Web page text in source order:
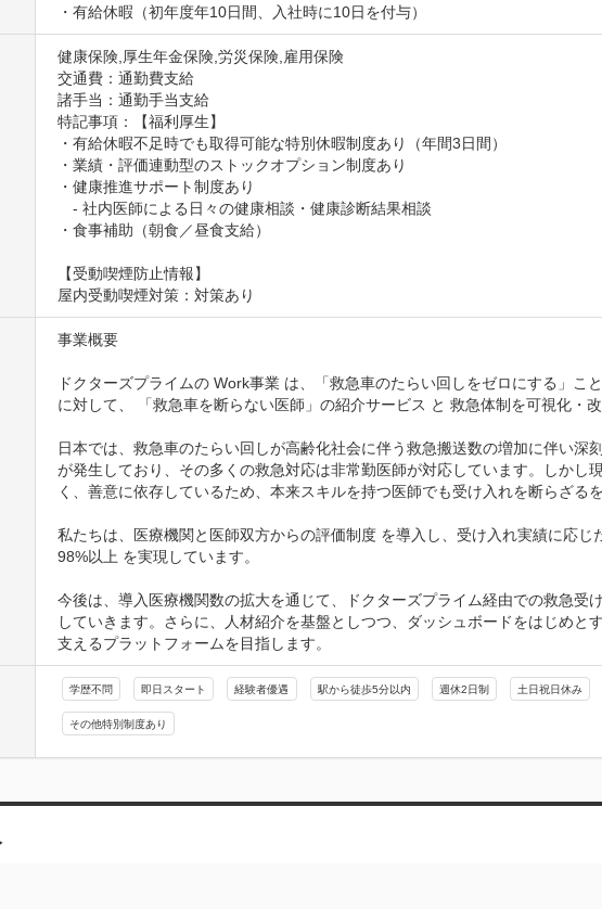
・有給休暇（初年度年10日間、入社時に10日を付与）
健康保険,厚生年金保険,労災保険,雇用保険
交通費：通勤費支給
諸手当：通勤手当支給
特記事項：【福利厚生】
・有給休暇不足時でも取得可能な特別休暇制度あり（年間3日間）
・業績・評価連動型のストックオプション制度あり
・健康推進サポート制度あり
- 社内医師による日々の健康相談・健康診断結果相談
・食事補助（朝食／昼食支給）
【受動喫煙防止情報】
屋内受動喫煙対策：対策あり
事業概要
ドクターズプライムの Work事業 は、「救急車のたらい回しをゼロにする」
に対して、 「救急車を断らない医師」の紹介サービス と 救急体制を可視化・
日本では、救急車のたらい回しが高齢化社会に伴う救急搬送数の増加に伴い
が発生しており、その多くの救急対応は非常勤医師が対応しています。しかし
く、善意に依存しているため、本来スキルを持つ医師でも受け入れを断らざる
私たちは、医療機関と医師双方からの評価制度 を導入し、受け入れ実績に応
98%以上 を実現しています。
今後は、導入医療機関数の拡大を通じて、ドクターズプライム経由での救急受
していきます。さらに、人材紹介を基盤としつつ、ダッシュボードをはじめ
支えるプラットフォームを目指します。
学歴不問 即日スタート 経験者優遇 駅から徒歩5分以内 週休2日制 土日祝日休み
その他特別制度あり